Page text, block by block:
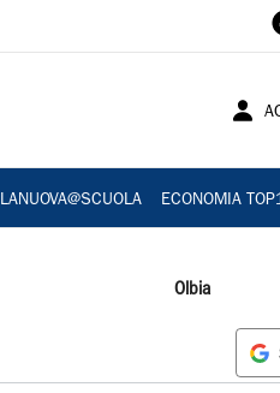
LANUOVA@SCUOLA ECONOMIA
Olbia